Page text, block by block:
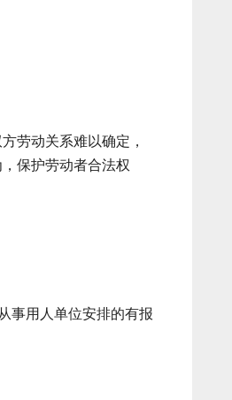
劳动关系难以确定，
保护劳动者合法权
事用人单位安排的有报